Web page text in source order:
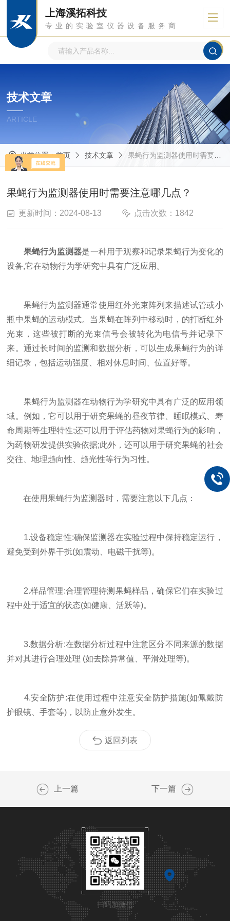
上海溪拓科技
专业的实验室仪器设备服务商
技术文章
ARTICLE
当前位置：首页 技术文章 果蝇行为监测器使用时需要注意哪几点？
果蝇行为监测器使用时需要注意哪几点？
更新时间：2024-08-13 点击次数：1842
果蝇行为监测器是一种用于观察和记录果蝇行为变化的
设备,它在动物行为学研究中具有广泛应用。
果蝇行为监测器通常使用红外光束阵列来描述试管或小
瓶中果蝇的运动模式。当果蝇在阵列中移动时，的打断红外
光束，这些被打断的光束信号会被转化为电信号并记录下
来。通过长时间的监测和数据分析，可以生成果蝇行为的详
细记录，包括运动强度、相对休息时间、位置好等。
果蝇行为监测器在动物行为学研究中具有广泛的应用领
域。例如，它可以用于研究果蝇的昼夜节律、睡眠模式、寿
命周期等生理特性;还可以用于评估药物对果蝇行为的影响，
为药物研发提供实验依据;此外，还可以用于研究果蝇的社会
交往、地理趋向性、趋光性等行为习性。
在使用果蝇行为监测器时，需要注意以下几点：
1.设备稳定性:确保监测器在实验过程中保持稳定运行，
避免受到外界干扰(如震动、电磁干扰等)。
2.样品管理:合理管理待测果蝇样品，确保它们在实验过
程中处于适宜的状态(如健康、活跃等)。
3.数据分析:在数据分析过程中注意区分不同来源的数据
并对其进行合理处理 (如去除异常值、平滑处理等)。
4.安全防护:在使用过程中注意安全防护措施(如佩戴防
护眼镜、手套等)，以防止意外发生。
返回列表
上一篇 下一篇
扫码加微信